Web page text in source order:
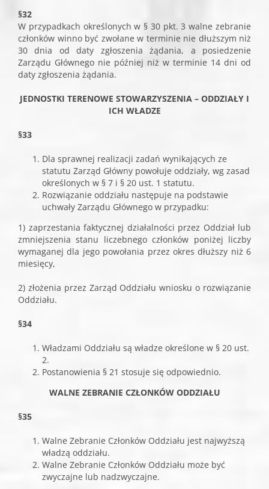
§32
W przypadkach określonych w § 30 pkt. 3 walne zebranie
członków winno być zwołane w terminie nie dłuższym niż
30 dnia od daty zgłoszenia żądania, a posiedzenie
Zarządu Głównego nie później niż w terminie 14 dni od
daty zgłoszenia żądania.
JEDNOSTKI TERENOWE STOWARZYSZENIA – ODDZIAŁY I
ICH WŁADZE
§33
Dla sprawnej realizacji zadań wynikających ze
statutu Zarząd Główny powołuje oddziały, wg zasad
określonych w § 7 i § 20 ust. 1 statutu.
Rozwiązanie oddziału następuje na podstawie
uchwały Zarządu Głównego w przypadku:
1) zaprzestania faktycznej działalności przez Oddział lub
zmniejszenia stanu liczebnego członków poniżej liczby
wymaganej dla jego powołania przez okres dłuższy niż 6
miesięcy,
2) złożenia przez Zarząd Oddziału wniosku o rozwiązanie
Oddziału.
§34
Władzami Oddziału są władze określone w § 20 ust.
2.
Postanowienia § 21 stosuje się odpowiednio.
WALNE ZEBRANIE CZŁONKÓW ODDZIAŁU
§35
Walne Zebranie Członków Oddziału jest najwyższą
władzą oddziału.
Walne Zebranie Członków Oddziału może być
zwyczajne lub nadzwyczajne.